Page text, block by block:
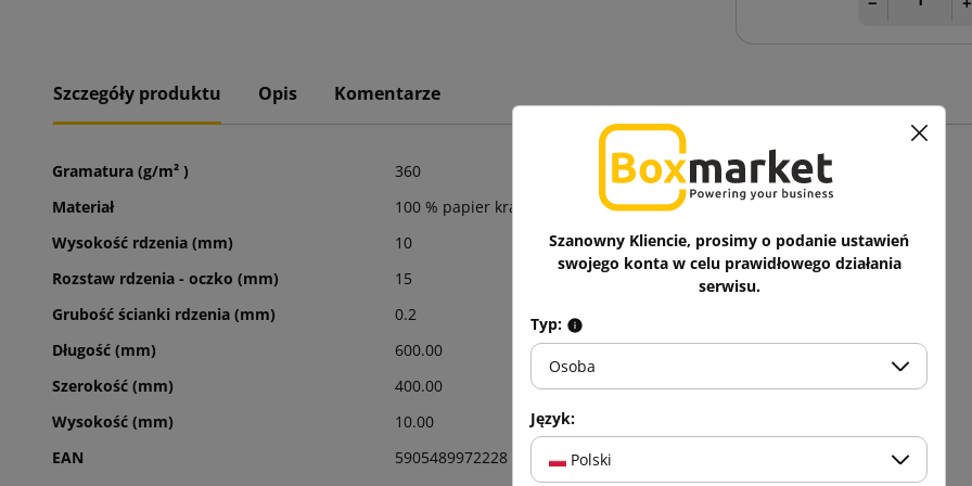
Szczegóły produktu Opis Komentarze
Gramatura (g/m² )
360
Materiał
100 % papier kraft (recykling)
Wysokość rdzenia (mm)
10
Rozstaw rdzenia - oczko (mm)
15
Grubość ścianki rdzenia (mm)
0.2
Długość (mm)
600.00
Szerokość (mm)
400.00
Wysokość (mm)
10.00
EAN
5905489972228
Szanowny Kliencie, prosimy o podanie ustawień
swojego konta w celu prawidłowego działania
serwisu.
Typ:
Osoba
Język:
Polski